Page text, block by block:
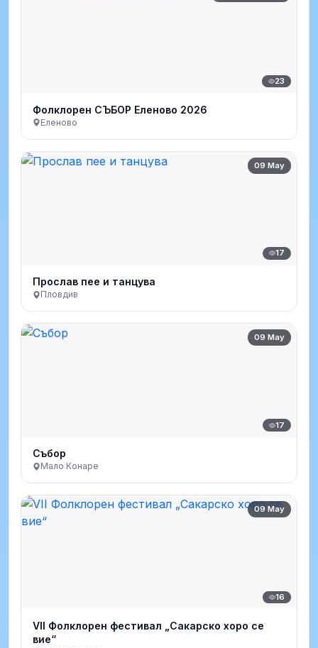
23
Фолклорен СЪБОР Еленово 2026
Еленово
09 May
17
Прослав пее и танцува
Пловдив
09 May
17
Събор
Мало Конаре
09 May
16
VII Фолклорен фестивал „Сакарско хоро се
вие“